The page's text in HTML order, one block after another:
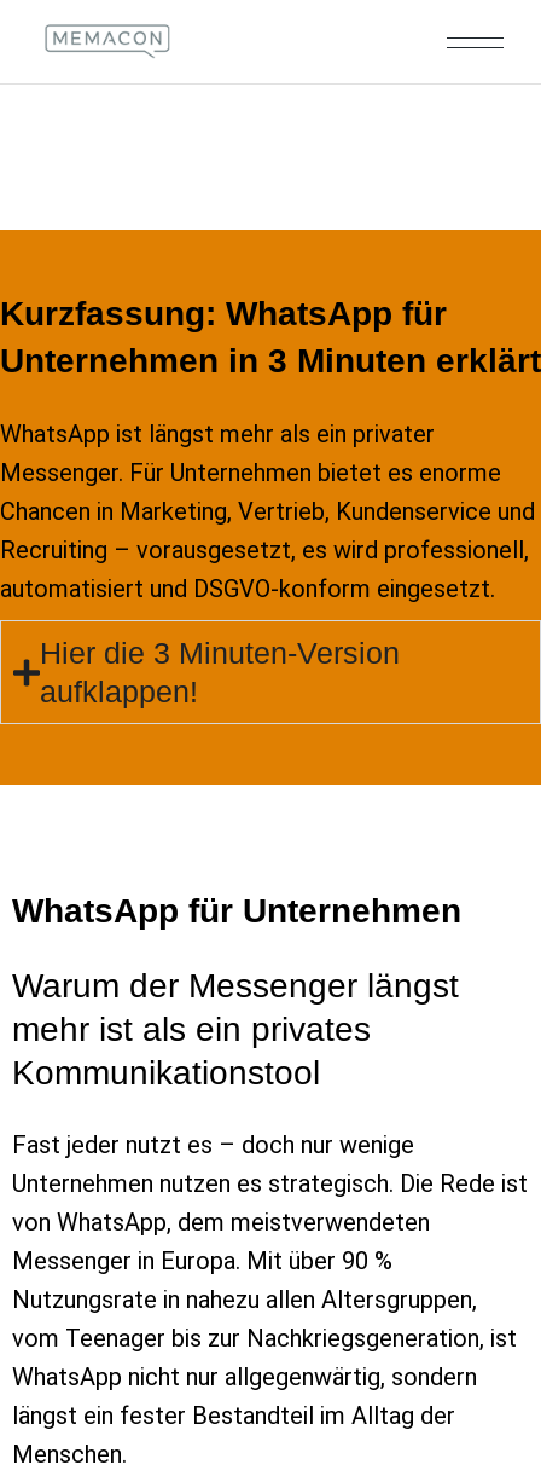
Kurzfassung: WhatsApp für
Unternehmen in 3 Minuten erklärt
WhatsApp ist längst mehr als ein privater
Messenger. Für Unternehmen bietet es enorme
Chancen in Marketing, Vertrieb, Kundenservice und
Recruiting – vorausgesetzt, es wird professionell,
automatisiert und DSGVO-konform eingesetzt.
Hier die 3 Minuten-Version
aufklappen!
WhatsApp für Unternehmen
Warum der Messenger längst
mehr ist als ein privates
Kommunikationstool
Fast jeder nutzt es – doch nur wenige
Unternehmen nutzen es strategisch. Die Rede ist
von WhatsApp, dem meistverwendeten
Messenger in Europa. Mit über 90 %
Nutzungsrate in nahezu allen Altersgruppen,
vom Teenager bis zur Nachkriegsgeneration, ist
WhatsApp nicht nur allgegenwärtig, sondern
längst ein fester Bestandteil im Alltag der
Menschen.